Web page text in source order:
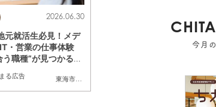
,カップル 東海市
,大府市 ,常滑市,
2026.06.30
元就活生必見！メデ
・営業の仕事体験
う職種”が見つかる／
る広告
今月